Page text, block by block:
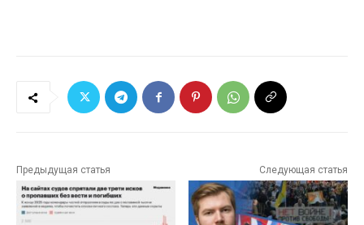
Предыдущая статья Следующая статья